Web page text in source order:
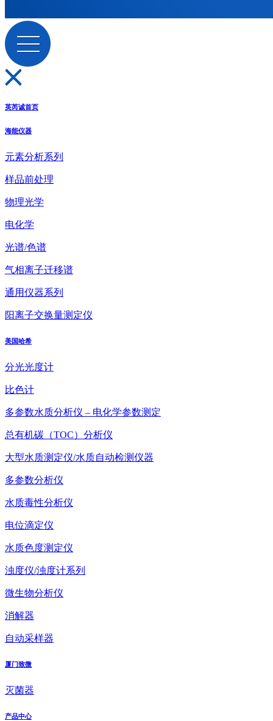
英芮诚首页
海能仪器
元素分析系列
样品前处理
物理光学
电化学
光谱/色谱
气相离子迁移谱
通用仪器系列
阳离子交换量测定仪
美国哈希
分光光度计
比色计
多参数水质分析仪 – 电化学参数测定
总有机碳（TOC）分析仪
大型水质测定仪/水质自动检测仪器
多参数分析仪
水质毒性分析仪
电位滴定仪
水质色度测定仪
浊度仪/浊度计系列
微生物分析仪
消解器
自动采样器
厦门致微
灭菌器
产品中心